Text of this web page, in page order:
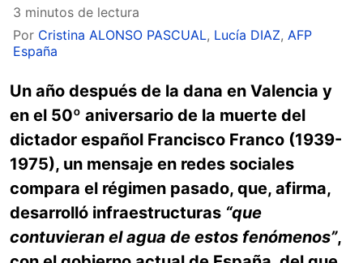
3 minutos de lectura
Por Cristina ALONSO PASCUAL, Lucía DIAZ, AFP
España
Un año después de la dana en Valencia y
en el 50º aniversario de la muerte del
dictador español Francisco Franco (1939-
1975), un mensaje en redes sociales
compara el régimen pasado, que, afirma,
desarrolló infraestructuras “que
contuvieran el agua de estos fenómenos”,